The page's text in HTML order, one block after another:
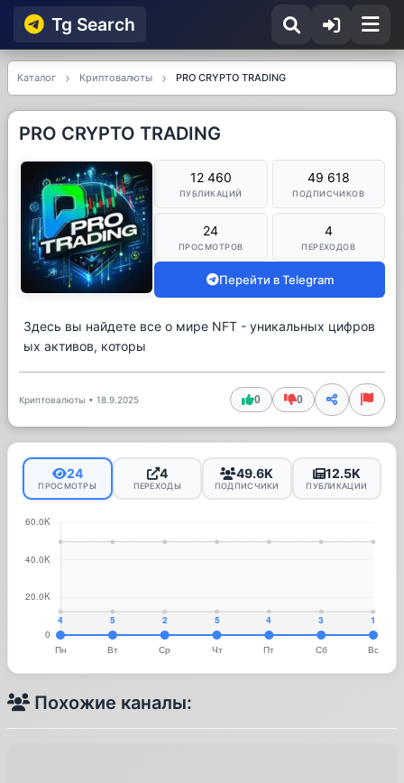
Tg Searсh
Каталог Криптовалюты PRO CRYPTO TRADING
PRO CRYPTO TRADING
12 460
ПУБЛИКАЦИЙ
49 618
ПОДПИСЧИКОВ
24
ПРОСМОТРОВ
4
ПЕРЕХОДОВ
Перейти в Telegram
Здесь вы найдете все о мире NFT - уникальных цифров
ых активов, которы
Криптовалюты • 18.9.2025 0 0
24
ПРОСМОТРЫ
4
ПЕРЕХОДЫ
49.6K
ПОДПИСЧИКИ
12.5K
ПУБЛИКАЦИИ
Похожие каналы: